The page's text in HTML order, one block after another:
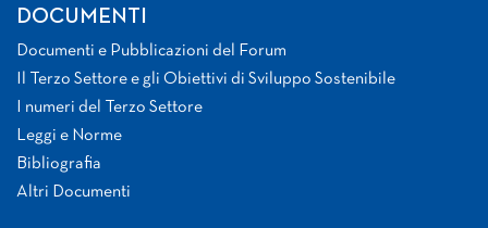
DOCUMENTI
Documenti e Pubblicazioni del Forum
Il Terzo Settore e gli Obiettivi di Sviluppo Sostenibile
I numeri del Terzo Settore
Leggi e Norme
Bibliografia
Altri Documenti